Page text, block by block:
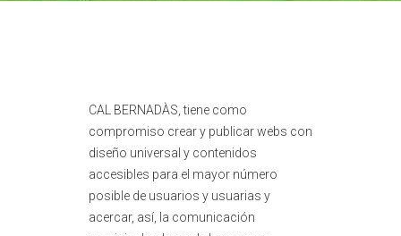
CAL BERNADÀS, tiene como
compromiso crear y publicar webs con
diseño universal y contenidos
accesibles para el mayor número
posible de usuarios y usuarias y
acercar, así, la comunicación